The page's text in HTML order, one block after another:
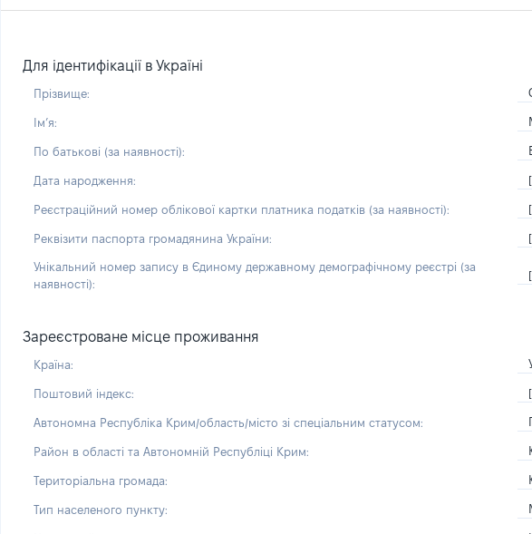
Для ідентифікації в Україні
Прізвище:
Імʼя:
По батькові (за наявності):
Дата народження:
Реєстраційний номер облікової картки платника податків (за наявності):
Реквізити паспорта громадянина України:
Унікальний номер запису в Єдиному державному демографічному реєстрі (за
наявності):
Зареєстроване місце проживання
Країна:
Поштовий індекс:
Автономна Республіка Крим/область/місто зі спеціальним статусом:
Район в області та Автономній Республіці Крим:
Територіальна громада:
Тип населеного пункту: